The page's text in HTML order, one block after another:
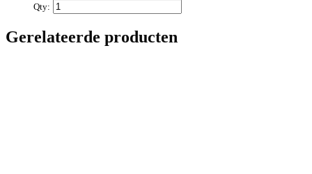
Qty:
Gerelateerde producten